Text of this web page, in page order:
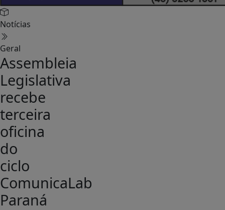
Notícias
Geral
Assembleia
Legislativa
recebe
terceira
oficina
do
ciclo
ComunicaLab
Paraná